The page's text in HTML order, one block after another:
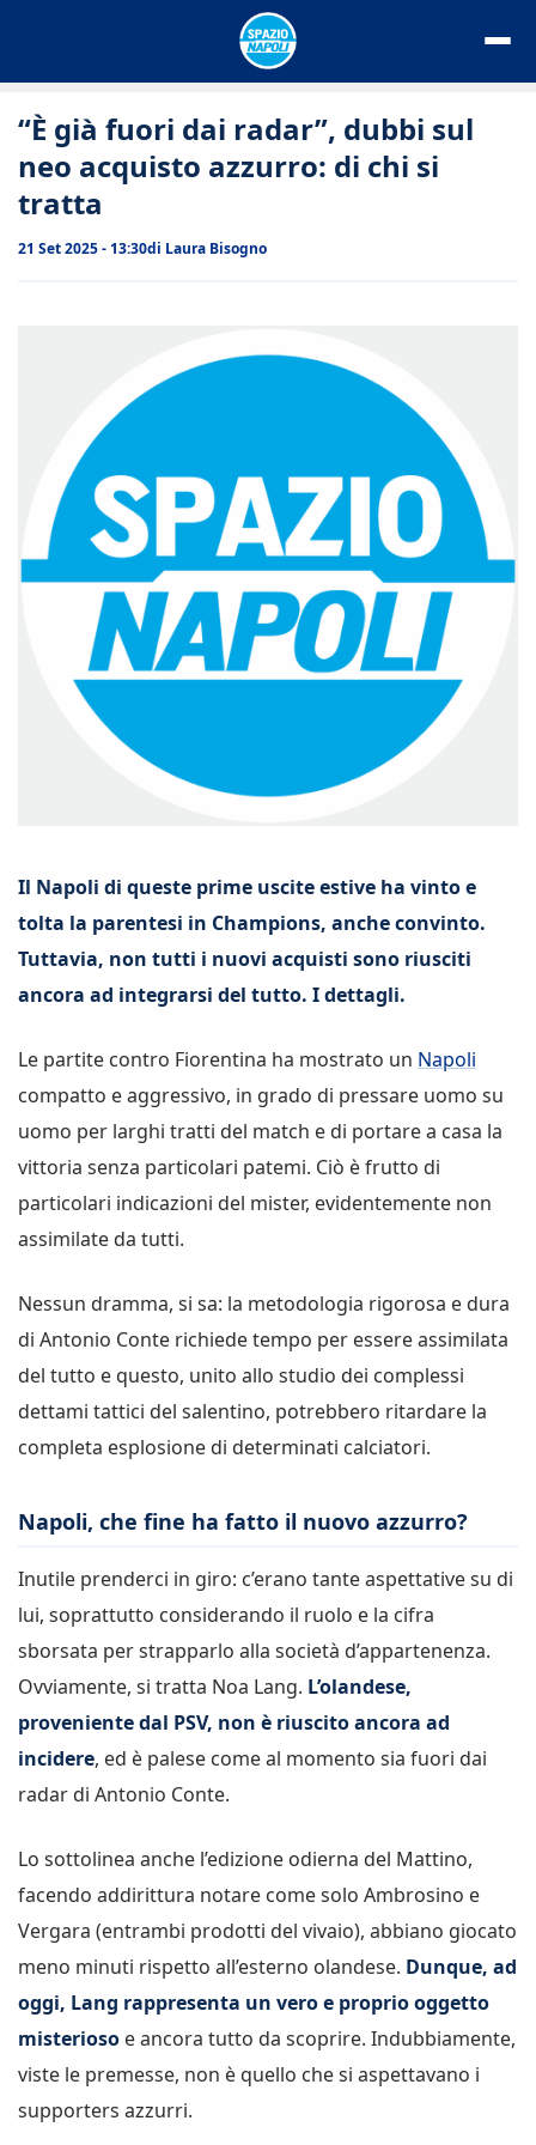
“È già fuori dai radar”, dubbi sul
neo acquisto azzurro: di chi si
tratta
21 Set 2025 - 13:30di Laura Bisogno
Il Napoli di queste prime uscite estive ha vinto e
tolta la parentesi in Champions, anche convinto.
Tuttavia, non tutti i nuovi acquisti sono riusciti
ancora ad integrarsi del tutto. I dettagli.
Le partite contro Fiorentina ha mostrato un Napoli
compatto e aggressivo, in grado di pressare uomo su
uomo per larghi tratti del match e di portare a casa la
vittoria senza particolari patemi. Ciò è frutto di
particolari indicazioni del mister, evidentemente non
assimilate da tutti.
Nessun dramma, si sa: la metodologia rigorosa e dura
di Antonio Conte richiede tempo per essere assimilata
del tutto e questo, unito allo studio dei complessi
dettami tattici del salentino, potrebbero ritardare la
completa esplosione di determinati calciatori.
Napoli, che fine ha fatto il nuovo azzurro?
Inutile prenderci in giro: c’erano tante aspettative su di
lui, soprattutto considerando il ruolo e la cifra
sborsata per strapparlo alla società d’appartenenza.
Ovviamente, si tratta Noa Lang. L’olandese,
proveniente dal PSV, non è riuscito ancora ad
incidere, ed è palese come al momento sia fuori dai
radar di Antonio Conte.
Lo sottolinea anche l’edizione odierna del Mattino,
facendo addirittura notare come solo Ambrosino e
Vergara (entrambi prodotti del vivaio), abbiano giocato
meno minuti rispetto all’esterno olandese. Dunque, ad
oggi, Lang rappresenta un vero e proprio oggetto
misterioso e ancora tutto da scoprire. Indubbiamente,
viste le premesse, non è quello che si aspettavano i
supporters azzurri.